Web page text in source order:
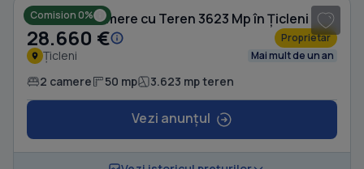
Comision 0%
Casă cu 2 camere cu Teren 3623 Mp în Țicleni
28.660 € Proprietar
Țicleni Mai mult de un an
2 camere 50 mp 3.623 mp teren
Vezi anunțul